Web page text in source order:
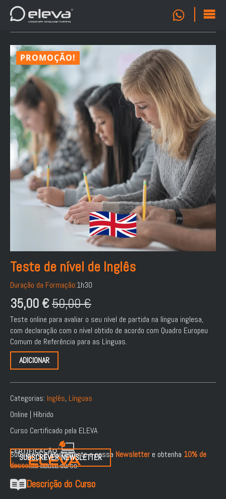
PROMOÇÃO!
Teste de nível de Inglês
Duração da Formação:1h30
50,00€
O
preço
original
era:
50,00 €.
35,00 €
O
preço
atual
é:
35,00 €.
Teste online para avaliar o seu nível de partida na língua inglesa,
com declaração com o nível obtido de acordo com Quadro Europeu
Comum de Referência para as Línguas.
ADICIONAR
Categorias: Inglês, Línguas
Online | Híbrido
Curso Certificado pela ELEVA
Subscreva gratuitamente a nossa Newsletter e obtenha 10% de
descontoneste curso.
SUBSCREVER NEWSLETTER
Descrição do Curso